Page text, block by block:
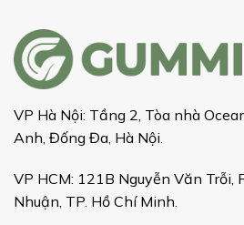
VP Hà Nội: Tầng 2, Tòa nhà
Anh, Đống Đa, Hà Nội.
VP HCM: 121B Nguyễn Văn Trỗi,
Nhuận, TP. Hồ Chí Minh.